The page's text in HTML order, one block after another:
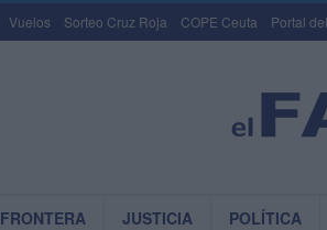
Vuelos Sorteo Cruz Roja COPE Ceuta Portal
FRONTERA JUSTICIA POLÍTICA